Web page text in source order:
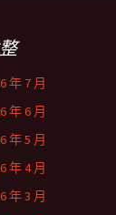
年 7 月
年 6 月
年 5 月
年 4 月
年 3 月